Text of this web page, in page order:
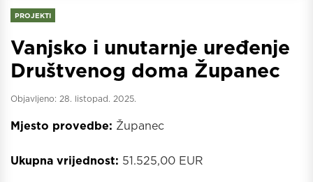
PROJEKTI
Vanjsko i unutarnje uređenje
Društvenog doma Županec
Objavljeno: 28. listopad. 2025.
Mjesto provedbe: Županec
Ukupna vrijednost: 51.525,00 EUR